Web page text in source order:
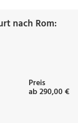
nach Rom:
Preis
ab 290,00 €